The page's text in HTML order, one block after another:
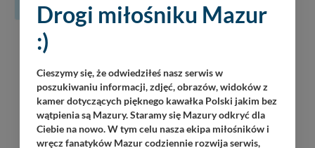
31
08
oJ TaM
Wilkasy / Port Resort Niegocin / 20:00
Korzuh
Wilkasy / Port AZS Wilkasy / 21:00
Drogi miłośniku Mazur
:)
Cieszymy się, że odwiedziłeś nasz serwis w
poszukiwaniu informacji, zdjęć, obrazów, widoków z
kamer dotyczących pięknego kawałka Polski jakim bez
wątpienia są Mazury. Staramy się Mazury odkryć dla
Ciebie na nowo. W tym celu nasza ekipa miłośników i
wręcz fanatyków Mazur codziennie rozwija serwis,